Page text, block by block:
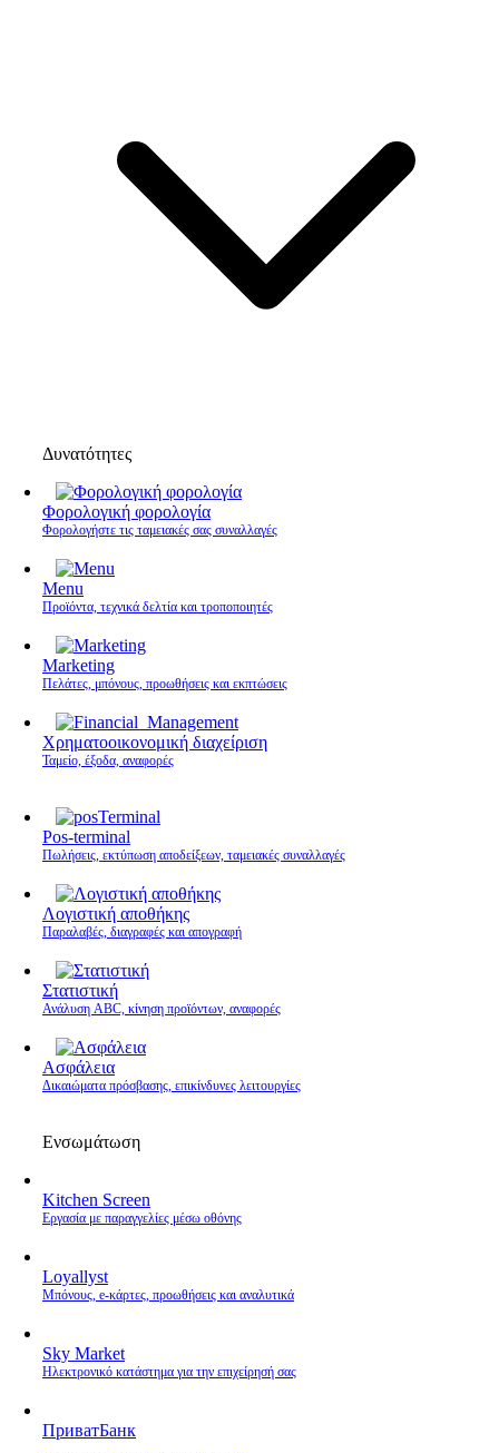
Δυνατότητες
Φορολογική φορολογία
Φορολογήστε τις ταμειακές σας συναλλαγές
Menu
Προϊόντα, τεχνικά δελτία και τροποποιητές
Marketing
Πελάτες, μπόνους, προωθήσεις και εκπτώσεις
Χρηματοοικονομική διαχείριση
Ταμείο, έξοδα, αναφορές
Pos-terminal
Πωλήσεις, εκτύπωση αποδείξεων, ταμειακές συναλλαγές
Λογιστική αποθήκης
Παραλαβές, διαγραφές και απογραφή
Στατιστική
Ανάλυση ABC, κίνηση προϊόντων, αναφορές
Ασφάλεια
Δικαιώματα πρόσβασης, επικίνδυνες λειτουργίες
Ενσωμάτωση
Kitchen Screen
Εργασία με παραγγελίες μέσω οθόνης
Loyallyst
Μπόνους, e‑κάρτες, προωθήσεις και αναλυτικά
Sky Market
Ηλεκτρονικό κατάστημα για την επιχείρησή σας
ПриватБанк